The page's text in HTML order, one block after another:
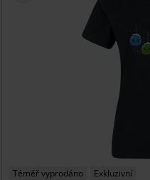
Téměř vyprodáno
Exkluzivní